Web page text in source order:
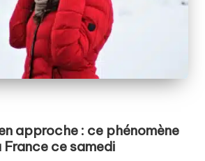
approche : ce phénomène
ce samedi